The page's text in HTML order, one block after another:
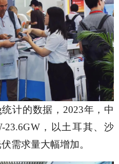
计的数据，2023年，中
23.6GW，以土耳其、沙
需求量大幅增加。